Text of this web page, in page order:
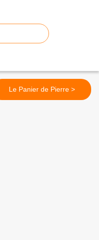
Le Panier de Pierre >